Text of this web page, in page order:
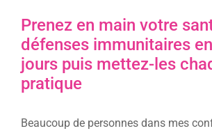
Prenez en main votre
défenses immunitaires
jours puis mettez-les
pratique
Beaucoup de personnes dans mes